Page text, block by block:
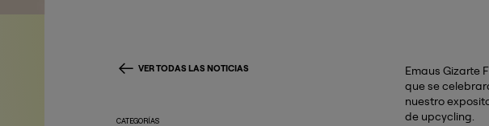
Emaus Gizarte
que se
nuestro
de upcycling.
VER TODAS LAS NOTICIAS
CATEGORÍAS